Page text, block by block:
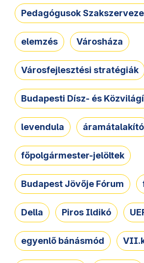
Pedagógusok
elemzés Városháza
Városfejlesztési stratégiák
Budapesti Dísz- és
levendula áramátalakító
főpolgármester-jelöltek
Budapest Jövője Fórum
Della Piros Ildikó
egyenlő bánásmód